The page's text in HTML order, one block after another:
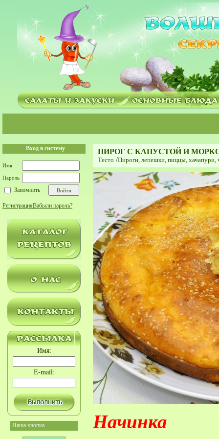
Вход в систему
Имя
Пароль
Запомнить
Регистрация Забыли пароль?
Имя:
E-mail:
Наша кнопка
ПИРОГ С КАПУСТОЙ И
Тесто /Пироги, лепешки, пиццы, хачапури,
Начинка